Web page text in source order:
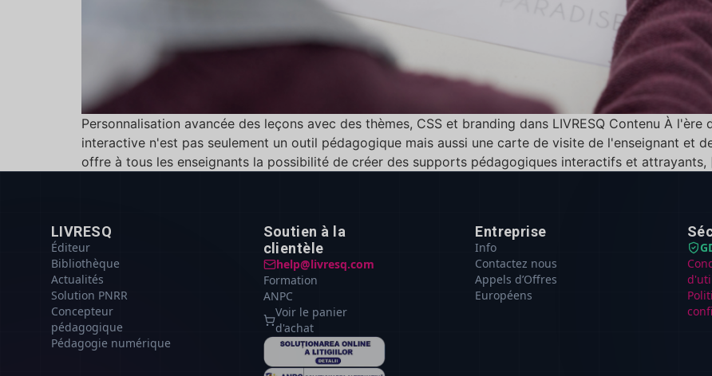
Personnalisation avancée des leçons avec des thèmes, CSS et branding dans LIVRESQ Contenu À
interactive n'est pas seulement un outil pédagogique mais aussi une carte de visite de l'enseignant et
offre à tous les enseignants la possibilité de créer des supports pédagogiques interactifs et attrayants,
LIVRESQ
Éditeur
Bibliothèque
Actualités
Solution PNRR
Concepteur
pédagogique
Pédagogie numérique
Soutien à la
clientèle
help@livresq.com
Formation
ANPC
Voir le panier
d'achat
Entreprise
Info
Contactez nous
Appels d’Offres
Européens